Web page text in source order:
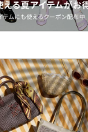
美容器具
ト・セット
具・キッチ